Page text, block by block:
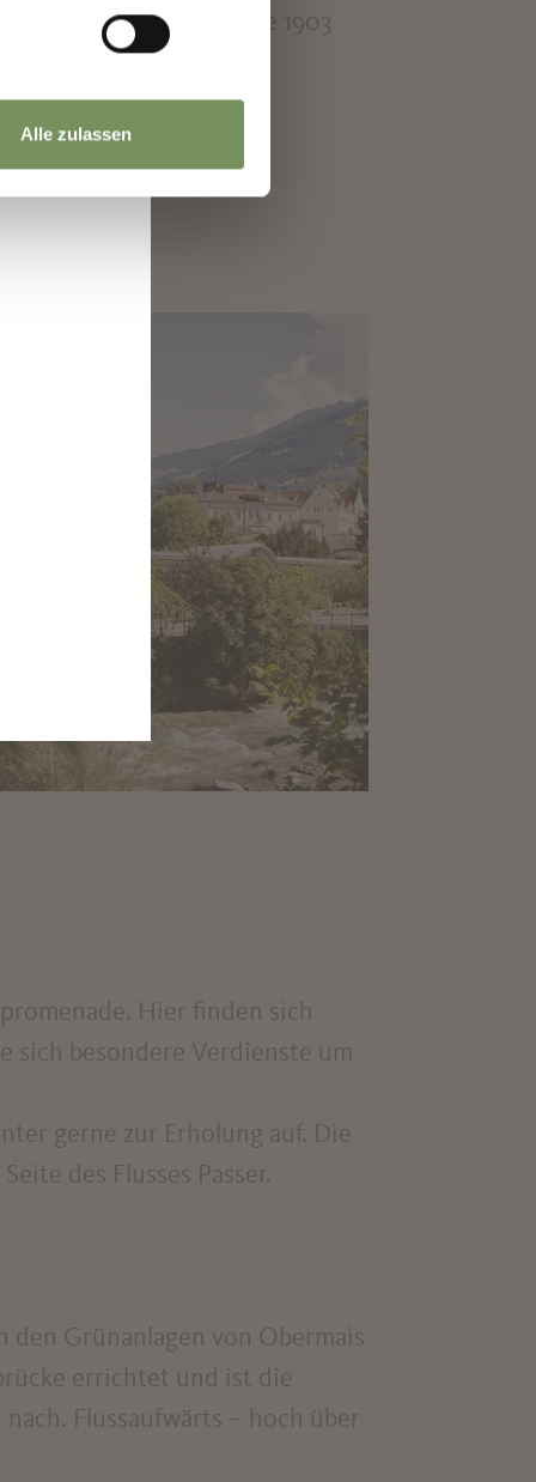
Alle zulassen
Klotz; sie wurde 1903
Hier finden sich
sich besondere Verdienste um
gerne zur Erholung auf. Die
des Flusses Passer.
den Grünanlagen von Obermais
errichtet und ist die
Flussaufwärts – hoch über